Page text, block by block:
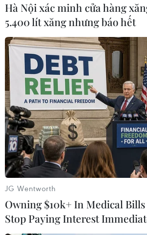
Về biện pháp y tế, thành phố đã và đang
dịch tễ, tổ chức lấy mẫu xét nghiệm, tầm
trọng tâm, trọng điểm và nỗ lực điều trị
ảnh: Khung cảnh vắng vẻ trên một con
Minh. (Ảnh: Ngô Trần Hải An/
Hà Nội xác minh cửa hàng
5.400 lít xăng nhưng báo hết
JG Wentworth
Owning $10k+ In Medical
Stop Paying Interest